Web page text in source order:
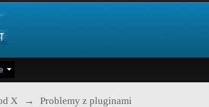
X → Problemy z pluginami